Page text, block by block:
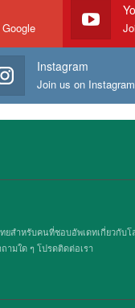
Instagram
Join us on Instagram
สำหรับคนที่ชอบอัพเดทเกี่ยวกับโ
มใด ๆ โปรดติดต่อเรา